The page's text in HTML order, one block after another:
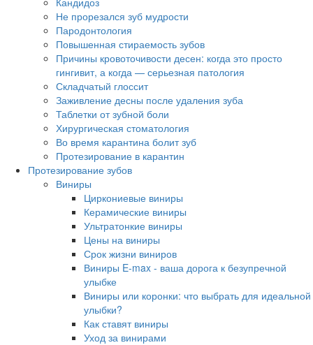
Не прорезался зуб мудрости
Пародонтология
Повышенная стираемость зубов
Причины кровоточивости десен: когда это просто
гингивит, а когда — серьезная патология
Складчатый глоссит
Заживление десны после удаления зуба
Таблетки от зубной боли
Хирургическая стоматология
Во время карантина болит зуб
Протезирование в карантин
Протезирование зубов
Виниры
Циркониевые виниры
Керамические виниры
Ультратонкие виниры
Цены на виниры
Срок жизни виниров
Виниры E-max - ваша дорога к безупречной
улыбке
Виниры или коронки: что выбрать для идеальной
улыбки?
Как ставят виниры
Уход за винирами